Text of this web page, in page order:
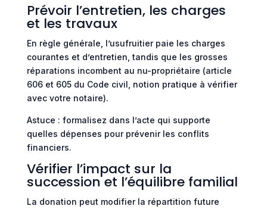
Prévoir l’entretien, les charges
et les travaux
En règle générale, l’usufruitier paie les charges
courantes et d’entretien, tandis que les grosses
réparations incombent au nu-propriétaire (article
606 et 605 du Code civil, notion pratique à vérifier
avec votre notaire).
Astuce : formalisez dans l’acte qui supporte
quelles dépenses pour prévenir les conflits
financiers.
Vérifier l’impact sur la
succession et l’équilibre familial
La donation peut modifier la répartition future